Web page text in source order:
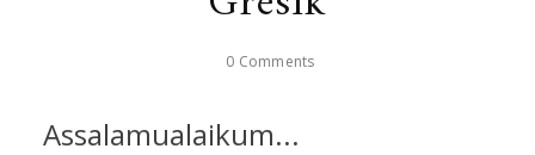
0 Comments
Assalamualaikum...